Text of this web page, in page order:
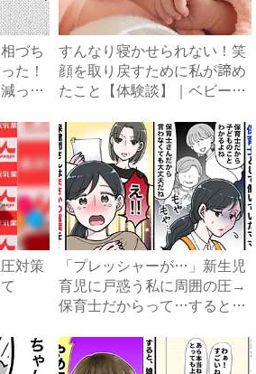
づち
た！
っ
すんなり寝かせられない！笑
顔を取り戻すために私が諦め
たこと【体験談】｜ベビーカ
対策
「プレッシャーが…」新生児
育児に戸惑う私に周囲の圧→
保育士だからって…すると保